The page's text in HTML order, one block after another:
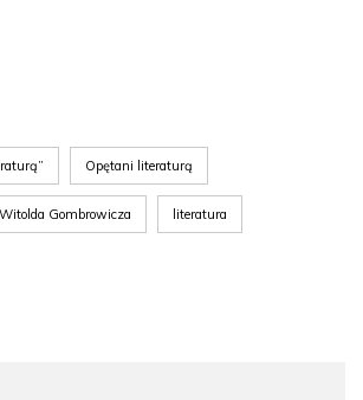
Opętani literaturą
Gombrowicza literatura